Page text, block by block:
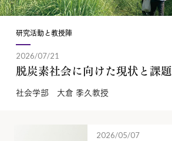
研究活動と教授陣
2026/07/21
脱炭素社会に向けた現状と課題
社会学部 大倉 季久教授
2026/05/07